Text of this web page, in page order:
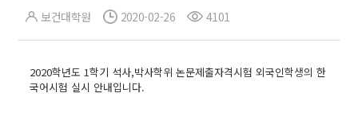
보건대학원 2020-02-26 4101
2020학년도 1학기 석사,박사학위 논문제출자격시험 외국인학생의 한
국어시험 실시 안내입니다.